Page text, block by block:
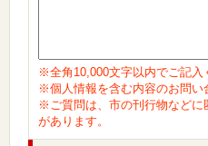
※全角10,000文字以内でご記入
※個人情報を含む内容のお問い
※ご質問は、市の刊行物などに
があります。